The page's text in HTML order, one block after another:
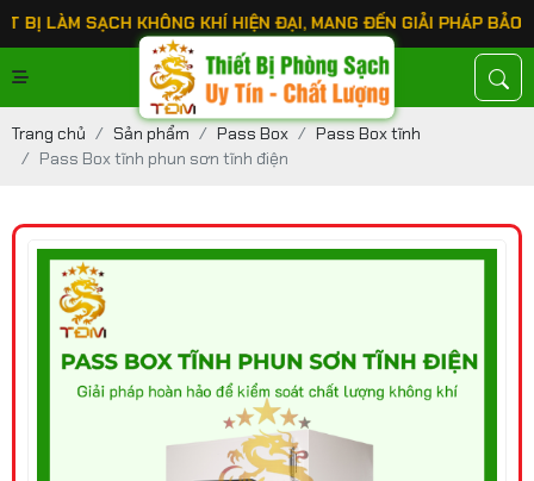
KHÔNG KHÍ HIỆN ĐẠI, MANG ĐẾN GIẢI PHÁP BẢO VỆ SỨC
Trang chủ Sản phẩm Pass Box
Pass Box tĩnh
Pass Box tĩnh phun sơn tĩnh điện